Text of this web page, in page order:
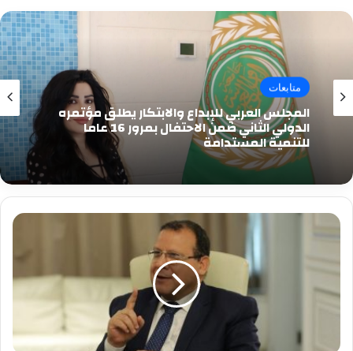
متابعات
المجلس العربي للإبداع والابتكار يطلق مؤتمره
الدولي الثاني ضمن الاحتفال بمرور 16 عاما
للتنمية المستدامة
مجدى
لمصر
تعد